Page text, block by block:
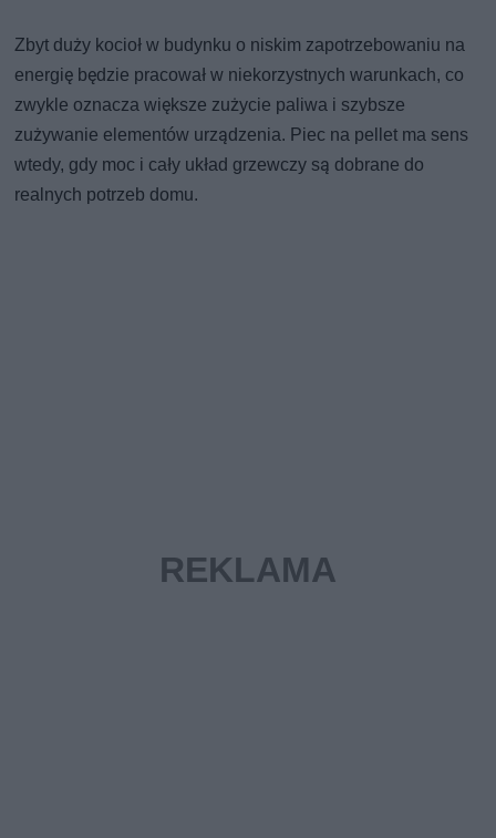
Zbyt duży kocioł w budynku o niskim zapotrzebowaniu na
energię będzie pracował w niekorzystnych warunkach, co
zwykle oznacza większe zużycie paliwa i szybsze
zużywanie elementów urządzenia. Piec na pellet ma sens
wtedy, gdy moc i cały układ grzewczy są dobrane do
realnych potrzeb domu.